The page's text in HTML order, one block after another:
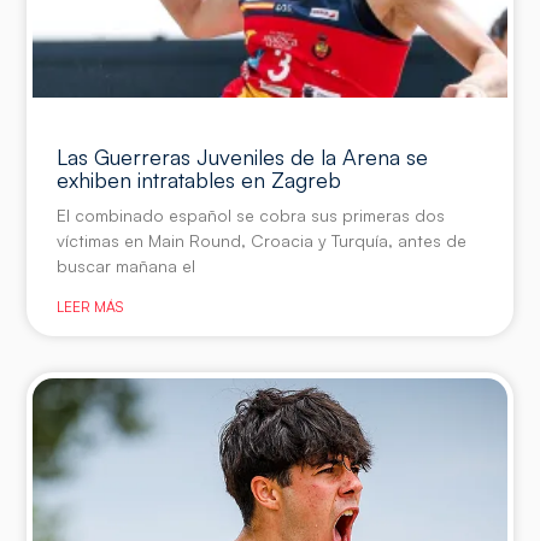
Las Guerreras Juveniles de la Arena se
exhiben intratables en Zagreb
El combinado español se cobra sus primeras dos
víctimas en Main Round, Croacia y Turquía, antes de
buscar mañana el
LEER MÁS